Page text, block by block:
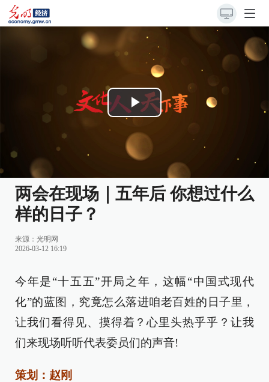
Play
Video
两会在现场｜五年后 你想过什么
样的日子？
来源： 光明网
2026-03-12 16:19
今年是“十五五”开局之年，这幅“中国式现代
化”的蓝图，究竟怎么落进咱老百姓的日子里，
让我们看得见、摸得着？心里头热乎乎？让我
们来现场听听代表委员们的声音!
策划：赵刚